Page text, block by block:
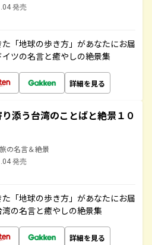
発売
「地球の歩き方」があなたにお届
ツの名言と癒やしの絶景集
詳細を見る
添う台湾のことばと絶景１０
の名言＆絶景
発売
「地球の歩き方」があなたにお届
の名言と癒やしの絶景集
詳細を見る